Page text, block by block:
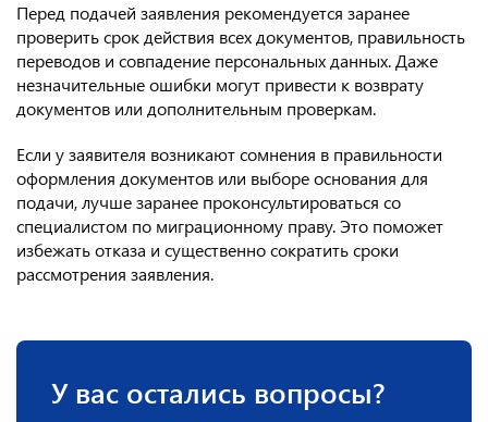
Перед подачей заявления рекомендуется заранее
проверить срок действия всех документов, правильность
переводов и совпадение персональных данных. Даже
незначительные ошибки могут привести к возврату
документов или дополнительным проверкам.
Если у заявителя возникают сомнения в правильности
оформления документов или выборе основания для
подачи, лучше заранее проконсультироваться со
специалистом по миграционному праву. Это поможет
избежать отказа и существенно сократить сроки
рассмотрения заявления.
У вас остались вопросы?